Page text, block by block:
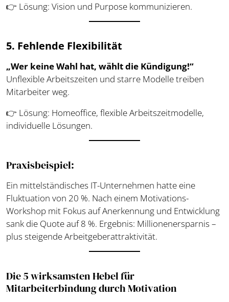
👉 Lösung: Vision und Purpose kommunizieren.
5. Fehlende Flexibilität
„Wer keine Wahl hat, wählt die Kündigung!“
Unflexible Arbeitszeiten und starre Modelle treiben
Mitarbeiter weg.
👉 Lösung: Homeoffice, flexible Arbeitszeitmodelle,
individuelle Lösungen.
Praxisbeispiel:
Ein mittelständisches IT-Unternehmen hatte eine
Fluktuation von 20 %. Nach einem Motivations-
Workshop mit Fokus auf Anerkennung und Entwicklung
sank die Quote auf 8 %. Ergebnis: Millionenersparnis –
plus steigende Arbeitgeberattraktivität.
Die 5 wirksamsten Hebel für
Mitarbeiterbindung durch Motivation